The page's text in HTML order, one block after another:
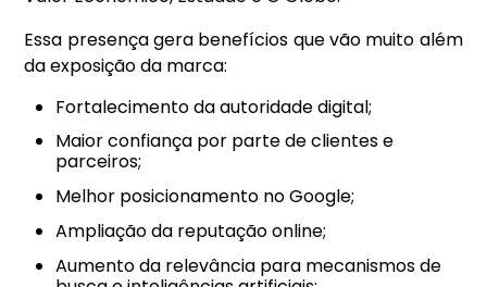
Essa presença gera benefícios que vão muito além
da exposição da marca:
Fortalecimento da autoridade digital;
Maior confiança por parte de clientes e
parceiros;
Melhor posicionamento no Google;
Ampliação da reputação online;
Aumento da relevância para mecanismos de